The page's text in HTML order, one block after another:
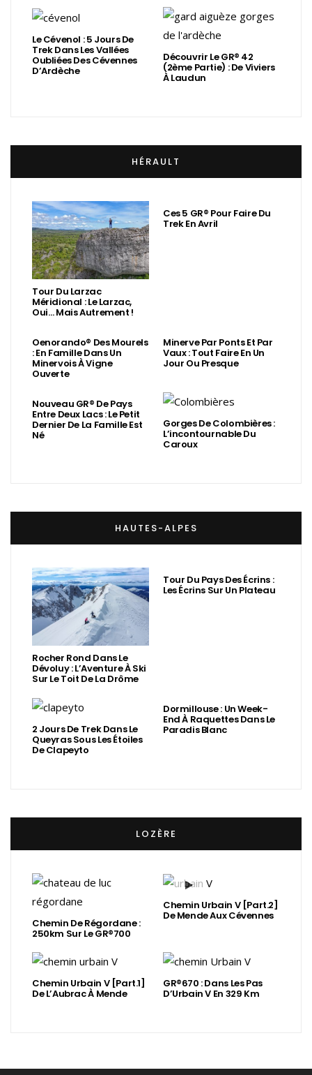
Le Cévenol : 5 Jours De
Trek Dans Les Vallées
Oubliées Des Cévennes
D’Ardèche
Découvrir Le GR® 42
(2ème Partie) : De Viviers
À Laudun
HÉRAULT
Tour Du Larzac
Méridional : Le Larzac,
Oui… Mais Autrement !
Ces 5 GR® Pour Faire Du
Trek En Avril
Oenorando® Des Mourels
: En Famille Dans Un
Minervois À Vigne
Ouverte
Minerve Par Ponts Et Par
Vaux : Tout Faire En Un
Jour Ou Presque
Nouveau GR® De Pays
Entre Deux Lacs : Le Petit
Dernier De La Famille Est
Né
Gorges De Colombières :
L’incontournable Du
Caroux
HAUTES-ALPES
Rocher Rond Dans Le
Dévoluy : L’Aventure À Ski
Sur Le Toit De La Drôme
Tour Du Pays Des Écrins :
Les Écrins Sur Un Plateau
2 Jours De Trek Dans Le
Queyras Sous Les Étoiles
De Clapeyto
Dormillouse : Un Week-
End À Raquettes Dans Le
Paradis Blanc
LOZÈRE
Chemin De Régordane :
250km Sur Le GR®700
Chemin Urbain V [Part.2]
De Mende Aux Cévennes
Chemin Urbain V [Part.1]
De L’Aubrac À Mende
GR®670 : Dans Les Pas
D’Urbain V En 329 Km